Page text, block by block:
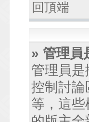
回頂端
» 管理員
管理員
控制討
等，這